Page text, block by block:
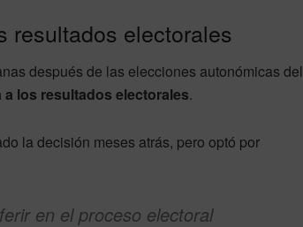
resultados electorales
después de las elecciones autonómicas del
los resultados electorales.
la decisión meses atrás, pero optó por
en el proceso electoral